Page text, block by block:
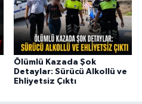
Ölümlü Kazada Şok
Detaylar: Sürücü Alkollü ve
Ehliyetsiz Çıktı